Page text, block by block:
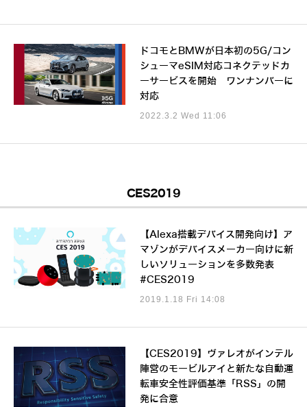
ドコモとBMWが日本初の5G/コン
シューマeSIM対応コネクテッドカ
ーサービスを開始 ワンナンバーに
対応
2022.3.2 Wed 11:06
CES2019
【Alexa搭載デバイス開発向け】ア
マゾンがデバイスメーカー向けに新
しいソリューションを多数発表
#CES2019
2019.1.18 Fri 14:08
【CES2019】ヴァレオがインテル
陣営のモービルアイと新たな自動運
転車安全性評価基準「RSS」の開
発に合意